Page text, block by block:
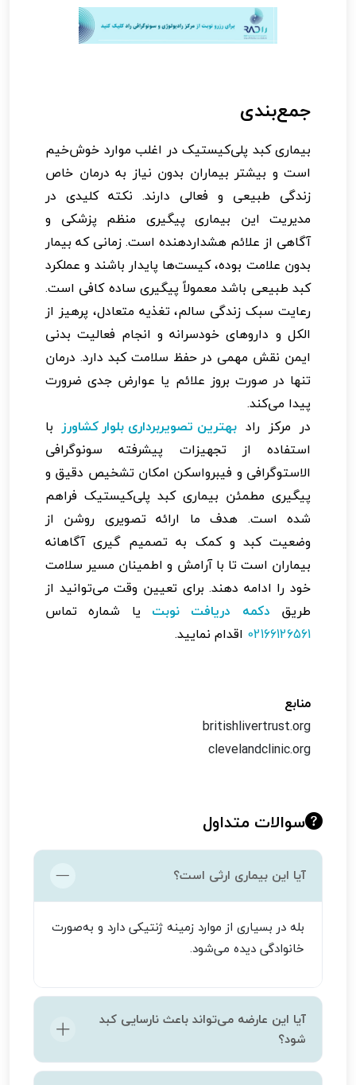
جمع‌بندی
بیماری کبد پلی‌کیستیک در اغلب موارد خوش‌خیم
است و بیشتر بیماران بدون نیاز به درمان خاص
زندگی طبیعی و فعالی دارند. نکته کلیدی در
مدیریت این بیماری پیگیری منظم پزشکی و
آگاهی از علائم هشداردهنده است. زمانی که بیمار
بدون علامت بوده، کیست‌ها پایدار باشند و عملکرد
کبد طبیعی باشد معمولاً پیگیری ساده کافی است.
رعایت سبک زندگی سالم، تغذیه متعادل، پرهیز از
الکل و داروهای خودسرانه و انجام فعالیت بدنی
ایمن نقش مهمی در حفظ سلامت کبد دارد. درمان
تنها در صورت بروز علائم یا عوارض جدی ضرورت
پیدا می‌کند.
در مرکز راد بهترین تصویربرداری بلوار کشاورزبا
استفاده از تجهیزات پیشرفته سونوگرافی
الاستوگرافی و فیبرواسکن امکان تشخیص دقیق و
پیگیری مطمئن بیماری کبد پلی‌کیستیک فراهم
شده است. هدف ما ارائه تصویری روشن از
وضعیت کبد و کمک به تصمیم گیری آگاهانه
بیماران است تا با آرامش و اطمینان مسیر سلامت
خود را ادامه دهند. برای تعیین وقت می‌توانید از
طریق دکمه دریافت نوبت یا شماره تماس
02166126561 اقدام نمایید.
منابع
britishlivertrust.org
clevelandclinic.org
سوالات متداول
آیا این بیماری ارثی است؟
بله در بسیاری از موارد زمینه ژنتیکی دارد و به‌صورت
خانوادگی دیده می‌شود.
آیا این عارضه می‌تواند باعث نارسایی کبد
شود؟